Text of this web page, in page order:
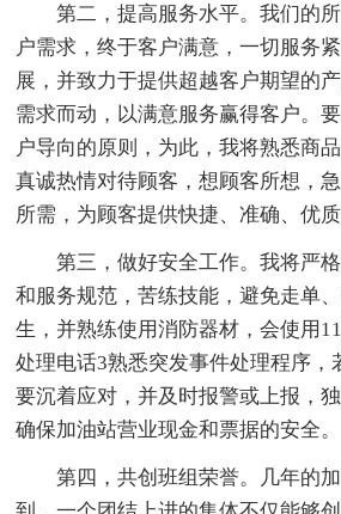
第二，提高服务水平。我们的
户需求，终于客户满意，一切服务
展，并致力于提供超越客户期望的
需求而动，以满意服务赢得客户。
户导向的原则，为此，我将熟悉商
真诚热情对待顾客，想顾客所想，
所需，为顾客提供快捷、准确、优质
第三，做好安全工作。我将严
和服务规范，苦练技能，避免走单
生，并熟练使用消防器材，会使用
处理电话3熟悉突发事件处理程序，
要沉着应对，并及时报警或上报，
确保加油站营业现金和票据的安全。
第四，共创班组荣誉。几年的